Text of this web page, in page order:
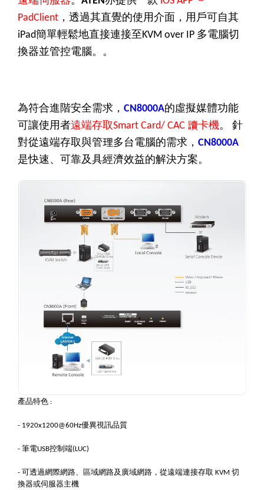
PadClient ，透過其直覺的使用介面，用戶可自其
iPad簡單輕鬆地直接連接至KVM over IP 多電腦切
換器並管控電腦。。
為符合進階安全需求， CN8000A的虛擬媒體功能
可讓使用者遠端存取Smart Card/ CAC 讀卡機。
針
對從遠端存取與管理多台電腦的需求， CN8000A
是快速、可靠及具經濟效益的解決方案。
產品特色 :
- 1920x1200@60Hz優異視訊品質
- 筆電USB控制端(LUC)
- 可透過網際網路、區域網路及廣域網路，從遠端連接存取 KVM 切
換器或伺服器主機